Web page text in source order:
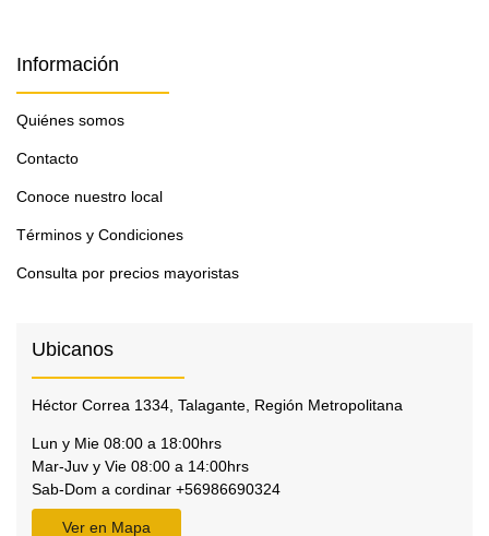
Información
Quiénes somos
Contacto
Conoce nuestro local
Términos y Condiciones
Consulta por precios mayoristas
Ubicanos
Héctor Correa 1334, Talagante, Región Metropolitana
Lun y Mie 08:00 a 18:00hrs
Mar-Juv y Vie 08:00 a 14:00hrs
Sab-Dom a cordinar +56986690324
Ver en Mapa